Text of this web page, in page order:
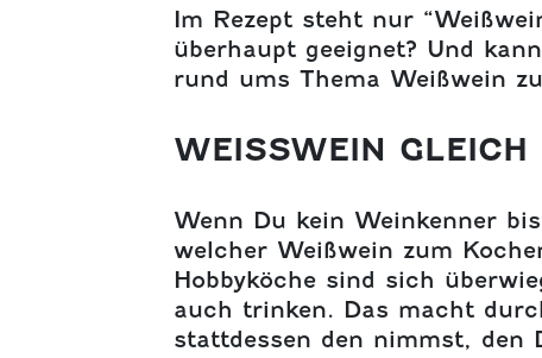
Im Rezept steht nur
überhaupt geeignet? Und
rund ums Thema Weißwein
WEISSWEIN GLEICH
Wenn Du kein Weinkenner
welcher Weißwein zum
Hobbyköche sind sich
auch trinken. Das macht
stattdessen den nimmst, den